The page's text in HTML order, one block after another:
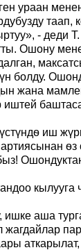
ураан
- деди Т.
Ошону
болду.
жана
иш
аша